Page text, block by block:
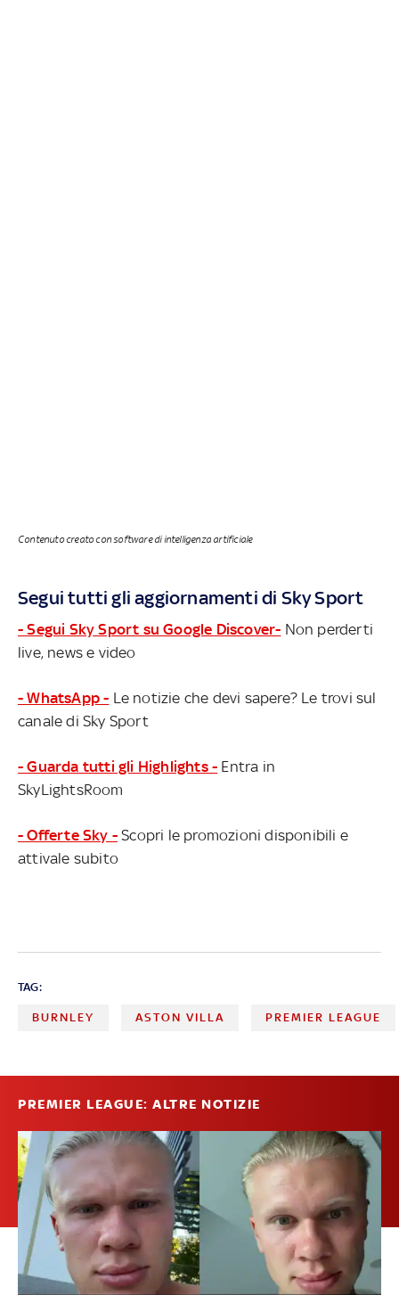
Contenuto creato con software di intelligenza artificiale
Segui tutti gli aggiornamenti di Sky Sport
- Segui Sky Sport su Google Discover- Non perderti
live, news e video
- WhatsApp - Le notizie che devi sapere? Le trovi sul
canale di Sky Sport
- Guarda tutti gli Highlights - Entra in
SkyLightsRoom
- Offerte Sky - Scopri le promozioni disponibili e
attivale subito
TAG:
BURNLEY ASTON VILLA PREMIER LEAGUE
PREMIER LEAGUE: ALTRE NOTIZIE